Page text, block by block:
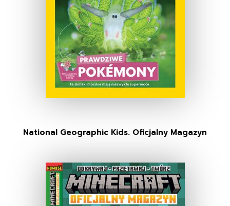
National Geographic Kids. Oficjalny Magazyn